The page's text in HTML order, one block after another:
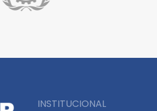
INSTITUCIONAL